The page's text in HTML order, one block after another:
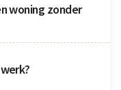
woning zonder